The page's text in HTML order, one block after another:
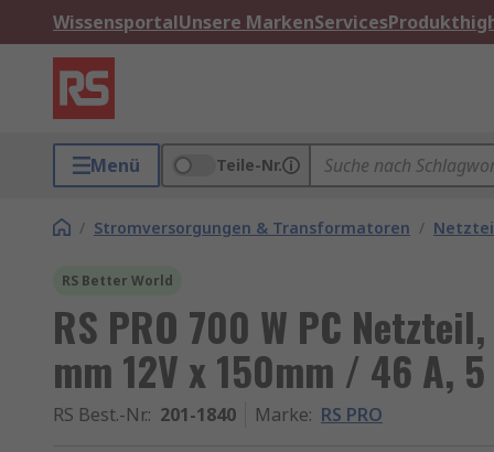
WissensportalUnsere MarkenServices
Menü Teile-Nr.
/ Stromversorgungen & Transformatoren /
RS Better World
RS PRO 700 W PC
mm 12V x 150mm / 46 A,
RS Best.-Nr.: 201-1840 Marke: RS PRO